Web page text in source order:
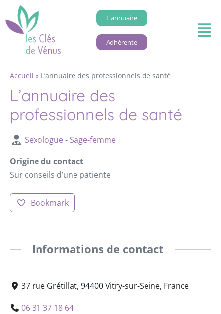
L'annuaire
Adhérente
Accueil » L’annuaire des professionnels de santé
L’annuaire des
professionnels de santé
Sexologue - Sage-femme
Origine du contact
Sur conseils d’une patiente
Bookmark
Informations de contact
37 rue Grétillat, 94400 Vitry-sur-Seine, France
06 31 37 18 64